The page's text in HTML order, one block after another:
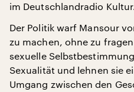
im Deutschlandradio
Der Politik warf Mansour
zu machen, ohne zu
sexuelle
Sexualität und lehnen sie
Umgang zwischen den